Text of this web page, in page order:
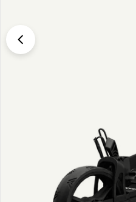
Translation missing: